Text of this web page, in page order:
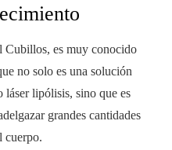
es muy conocido
no solo es una solución
láser lipólisis, sino que es
grandes cantidades
cuerpo.